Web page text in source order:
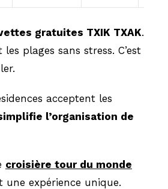
gratuites TXIK TXAK.
les plages sans stress. C’est
acceptent les
l’organisation de
croisière tour du monde
une expérience unique.